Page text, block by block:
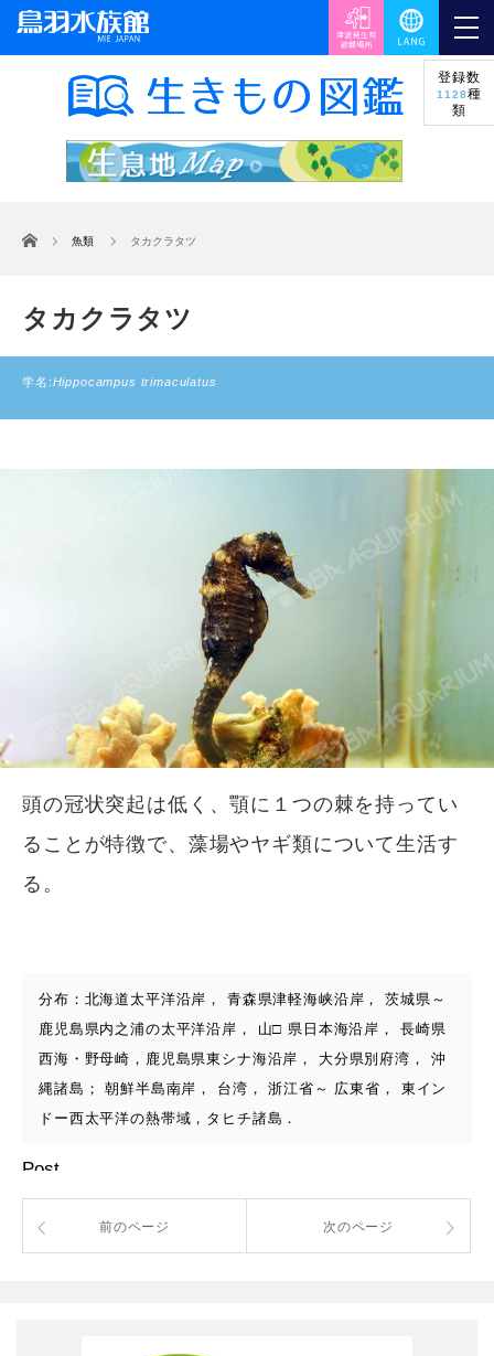
登録数
1128種
類
ホーム 魚類 タカクラタツ
タカクラタツ
学名:Hippocampus trimaculatus
頭の冠状突起は低く、顎に１つの棘を持ってい
ることが特徴で、藻場やヤギ類について生活す
る。
分布：北海道太平洋沿岸， 青森県津軽海峡沿岸， 茨城県～
鹿児島県内之浦の太平洋沿岸， 山□ 県日本海沿岸， 長崎県
西海・野母崎，鹿児島県東シナ海沿岸， 大分県別府湾， 沖
縄諸島； 朝鮮半島南岸， 台湾， 浙江省～ 広東省， 東イン
ドー西太平洋の熱帯域，タヒチ諸島．
Post
前のページ 次のページ